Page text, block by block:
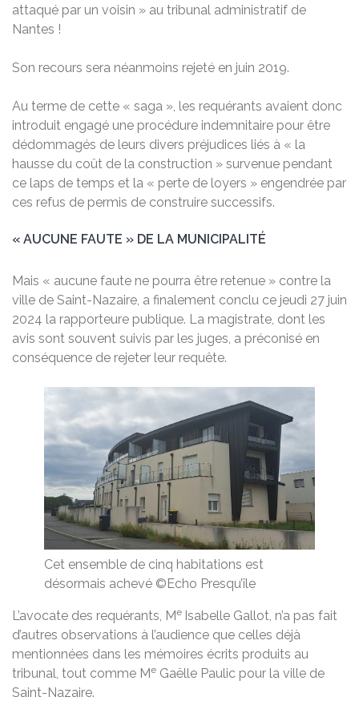
attaqué par un voisin » au tribunal administratif de
Nantes !
Son recours sera néanmoins rejeté en juin 2019.
Au terme de cette « saga », les requérants avaient donc
introduit engagé une procédure indemnitaire pour être
dédommagés de leurs divers préjudices liés à « la
hausse du coût de la construction » survenue pendant
ce laps de temps et la « perte de loyers » engendrée par
ces refus de permis de construire successifs.
« AUCUNE FAUTE » DE LA MUNICIPALITÉ
Mais « aucune faute ne pourra être retenue » contre la
ville de Saint-Nazaire, a finalement conclu ce jeudi 27 juin
2024 la rapporteure publique. La magistrate, dont les
avis sont souvent suivis par les juges, a préconisé en
conséquence de rejeter leur requête.
Cet ensemble de cinq habitations est
désormais achevé ©Echo Presqu’île
L’avocate des requérants, Me Isabelle Gallot, n’a pas fait
d’autres observations à l’audience que celles déjà
mentionnées dans les mémoires écrits produits au
tribunal, tout comme Me Gaëlle Paulic pour la ville de
Saint-Nazaire.